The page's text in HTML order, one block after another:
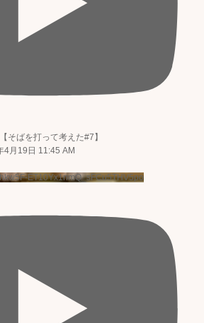
そばを打って考えた#7】
4月19日 11:45 AM
ET10Yx1nmQ_sFCu5THV5po